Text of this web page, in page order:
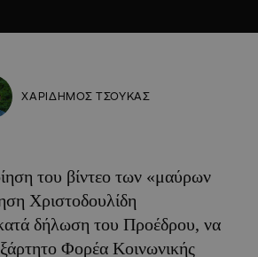
ΧΑΡΙΔΗΜΟΣ ΤΣΟΥΚΑΣ
του βίντεο των «μαύρων
Χριστοδουλίδη
δήλωση του Προέδρου, να
Φορέα Κοινωνικής